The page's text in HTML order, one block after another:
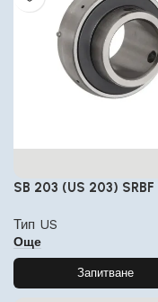
SB 203 (US 203) SRBF
Тип US
Още
Запитване